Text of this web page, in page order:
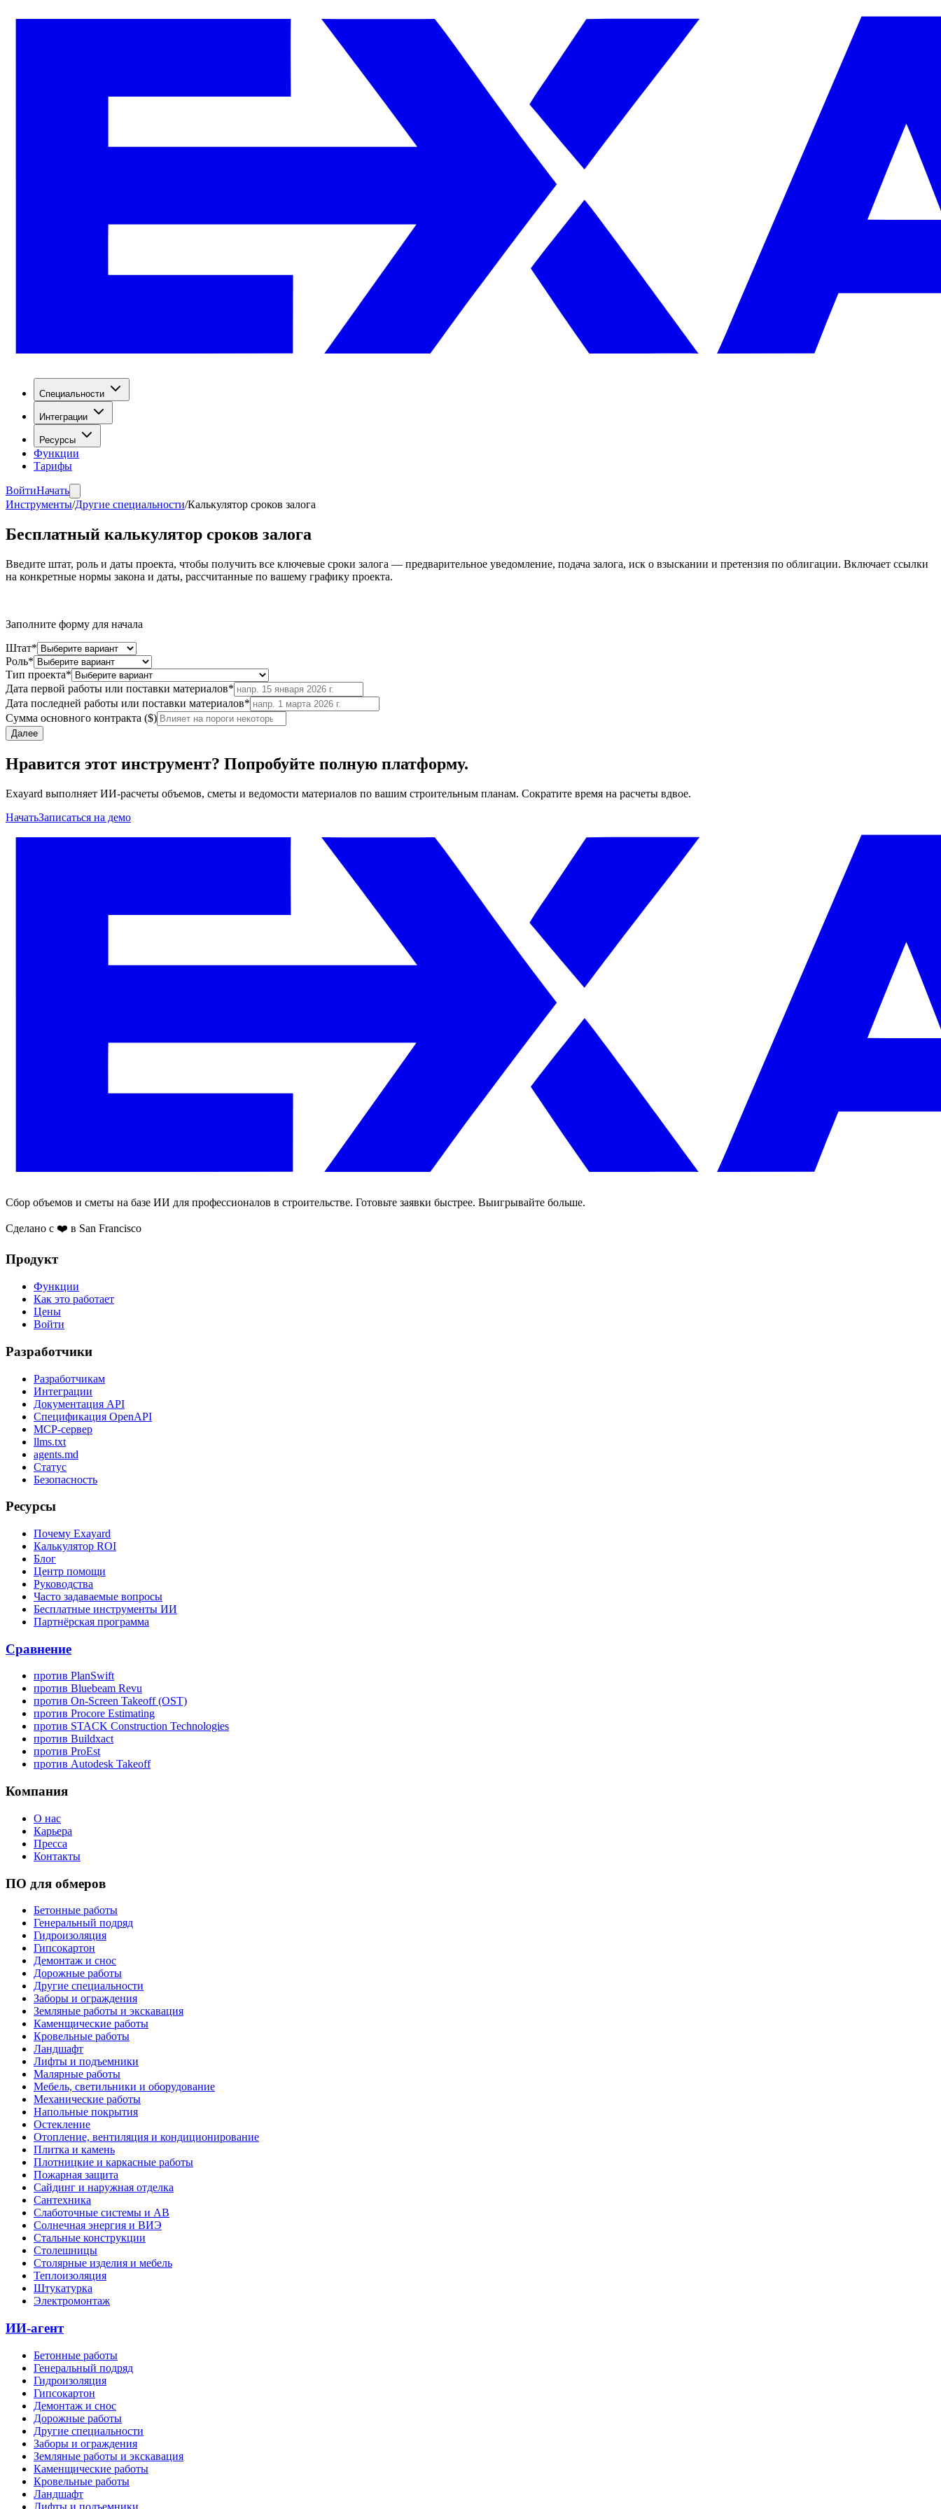
Специальности
Интеграции
Ресурсы
Функции
Тарифы
ВойтиНачать
Инструменты/Другие специальности/Калькулятор сроков залога
Бесплатный калькулятор сроков залога
Введите штат, роль и даты проекта, чтобы получить все ключевые сроки залога — предварительное уведомление, подача залога, иск о взыскании и претензия по облигации. Включает ссылки
на конкретные нормы закона и даты, рассчитанные по вашему графику проекта.
Заполните форму для начала
Штат*
Роль*
Тип проекта*
Дата первой работы или поставки материалов*
Дата последней работы или поставки материалов*
Сумма основного контракта ($)
Далее
Нравится этот инструмент? Попробуйте полную платформу.
Exayard выполняет ИИ-расчеты объемов, сметы и ведомости материалов по вашим строительным планам. Сократите время на расчеты вдвое.
НачатьЗаписаться на демо
Сбор объемов и сметы на базе ИИ для профессионалов в строительстве. Готовьте заявки быстрее. Выигрывайте больше.
Сделано с ❤️ в San Francisco
Продукт
Функции
Как это работает
Цены
Войти
Разработчики
Разработчикам
Интеграции
Документация API
Спецификация OpenAPI
MCP-сервер
llms.txt
agents.md
Статус
Безопасность
Ресурсы
Почему Exayard
Калькулятор ROI
Блог
Центр помощи
Руководства
Часто задаваемые вопросы
Бесплатные инструменты ИИ
Партнёрская программа
Сравнение
против PlanSwift
против Bluebeam Revu
против On-Screen Takeoff (OST)
против Procore Estimating
против STACK Construction Technologies
против Buildxact
против ProEst
против Autodesk Takeoff
Компания
О нас
Карьера
Пресса
Контакты
ПО для обмеров
Бетонные работы
Генеральный подряд
Гидроизоляция
Гипсокартон
Демонтаж и снос
Дорожные работы
Другие специальности
Заборы и ограждения
Земляные работы и экскавация
Каменщические работы
Кровельные работы
Ландшафт
Лифты и подъемники
Малярные работы
Мебель, светильники и оборудование
Механические работы
Напольные покрытия
Остекление
Отопление, вентиляция и кондиционирование
Плитка и камень
Плотницкие и каркасные работы
Пожарная защита
Сайдинг и наружная отделка
Сантехника
Слаботочные системы и АВ
Солнечная энергия и ВИЭ
Стальные конструкции
Столешницы
Столярные изделия и мебель
Теплоизоляция
Штукатурка
Электромонтаж
ИИ-агент
Бетонные работы
Генеральный подряд
Гидроизоляция
Гипсокартон
Демонтаж и снос
Дорожные работы
Другие специальности
Заборы и ограждения
Земляные работы и экскавация
Каменщические работы
Кровельные работы
Ландшафт
Лифты и подъемники